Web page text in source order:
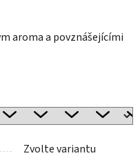
aroma a povznášejícími
Zvolte variantu